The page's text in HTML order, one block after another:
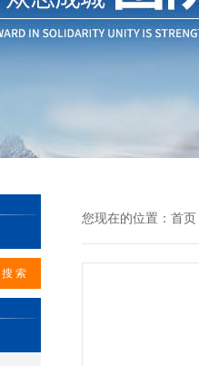
您现在的位置： 首页